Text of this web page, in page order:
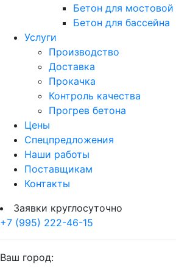
Бетон для мостовой
Бетон для бассейна
Услуги
Производство
Доставка
Прокачка
Контроль качества
Прогрев бетона
Цены
Спецпредложения
Наши работы
Поставщикам
Контакты
Заявки круглосуточно
+7 (995) 222-46-15
Ваш город: